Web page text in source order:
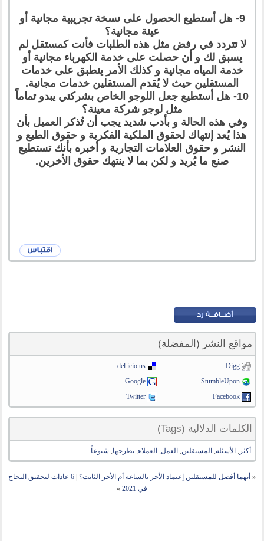
9- هل أستطيع الحصول على نسخة تجريبية مجانية أو
عينة مجانية؟
لا تتردد في رفض مثل هذه الطلبات فأنت كمستقل لم
يسبق لك و أن حصلت على خدمة الكهرباء مجانية أو
خدمة المياه مجانية و كذلك الأمر ينطبق على خدمات
المستقلين حيث لا يُقدم المستقلين خدمات مجانية.
10- هل أستطيع جعل اللوجو الخاص بشركتي يبدو تماماً
مثل لوجو شركة معينة؟
وفي هذه الحالة و بأدب شديد يجب أن تُذكر العميل بأن
هذا يُعد إنتهاك لحقوق الملكية الفكرية و حقوق الطبع و
النشر و حقوق العلامات التجارية و أخبره بأنك تستطيع
صنع ما يُريد و لكن بما لا ينتهك حقوق الأخرين.
مواقع النشر (المفضلة)
Digg
del.icio.us
StumbleUpon
Google
Facebook
Twitter
الكلمات الدلالية (Tags)
أكثر , الأسئلة, المستقلين, العمل, العملاء,يطرحها, شيوعاً
« أيهما أفضل للمستقلين إعتماد الأجر بالساعة أم الأجر الثابت؟
6 عادات لتحقيق النجاح
في 2021
»